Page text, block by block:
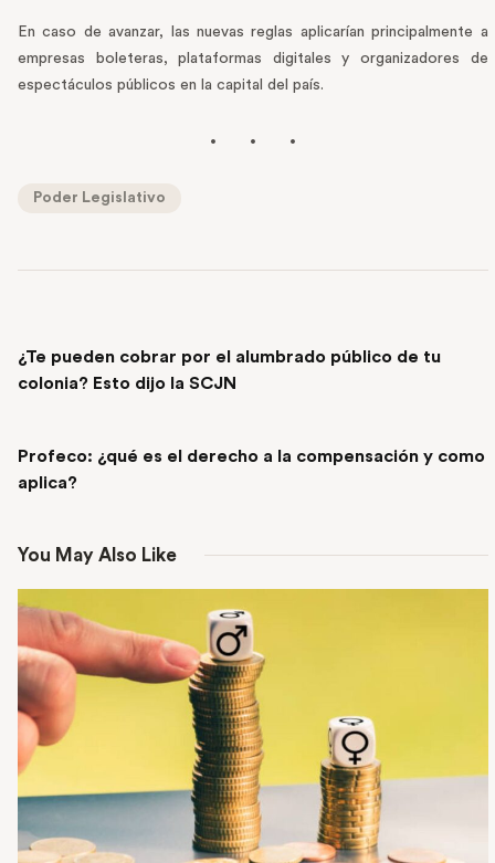
En caso de avanzar, las nuevas reglas aplicarían principalmente a
empresas boleteras, plataformas digitales y organizadores de
espectáculos públicos en la capital del país.
Poder Legislativo
¿Te pueden cobrar por el alumbrado público de tu
colonia? Esto dijo la SCJN
Profeco: ¿qué es el derecho a la compensación y como
aplica?
You May Also Like